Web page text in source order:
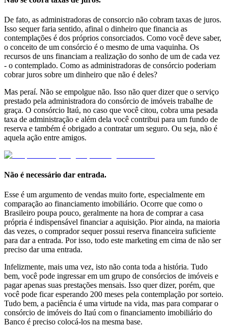
De fato, as administradoras de consorcio não cobram taxas de juros.
Isso sequer faria sentido, afinal o dinheiro que financia as
contemplações é dos próprios consorciados. Como você deve saber,
o conceito de um consórcio é o mesmo de uma vaquinha. Os
recursos de uns financiam a realização do sonho de um de cada vez
- o contemplado. Como as administradoras de consórcio poderiam
cobrar juros sobre um dinheiro que não é deles?
Mas peraí. Não se empolgue não. Isso não quer dizer que o serviço
prestado pela administradora do consórcio de imóveis trabalhe de
graça. O consórcio Itaú, no caso que você citou, cobra uma pesada
taxa de administração e além dela você contribui para um fundo de
reserva e também é obrigado a contratar um seguro. Ou seja, não é
aquela ação entre amigos.
Não é necessário dar entrada.
Esse é um argumento de vendas muito forte, especialmente em
comparação ao financiamento imobiliário. Ocorre que como o
Brasileiro poupa pouco, geralmente na hora de comprar a casa
própria é indispensável financiar a aquisição. Pior ainda, na maioria
das vezes, o comprador sequer possui reserva financeira suficiente
para dar a entrada. Por isso, todo este marketing em cima de não ser
preciso dar uma entrada.
Infelizmente, mais uma vez, isto não conta toda a história. Tudo
bem, você pode ingressar em um grupo de consórcios de imóveis e
pagar apenas suas prestações mensais. Isso quer dizer, porém, que
você pode ficar esperando 200 meses pela contemplação por sorteio.
Tudo bem, a paciência é uma virtude na vida, mas para comparar o
consórcio de imóveis do Itaú com o financiamento imobiliário do
Banco é preciso colocá-los na mesma base.